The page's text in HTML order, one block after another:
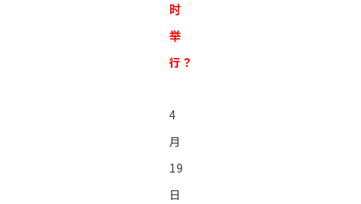
时
举
行？
4
月
19
日